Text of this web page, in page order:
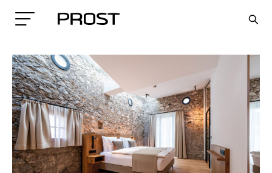
Search